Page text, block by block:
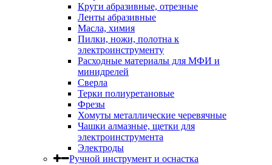
Круги абразивные, отрезные
Ленты абразивные
Масла, химия
Пилки, ножи, полотна к
электроинструменту
Расходные материалы для МФИ и
минидрелей
Сверла
Терки полиуретановые
Фрезы
Хомуты металлические черевячные
Чашки алмазные, щетки для
электроинструмента
Электроды
Ручной инструмент и оснастка